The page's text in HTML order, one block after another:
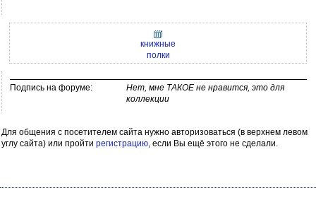
книжные
полки
Подпись на форуме:
Нет, мне ТАКОЕ не нравится, это для
коллекции
Для общения с посетителем сайта нужно авторизоваться (в верхнем левом
углу сайта) или пройти регистрацию, если Вы ещё этого не сделали.